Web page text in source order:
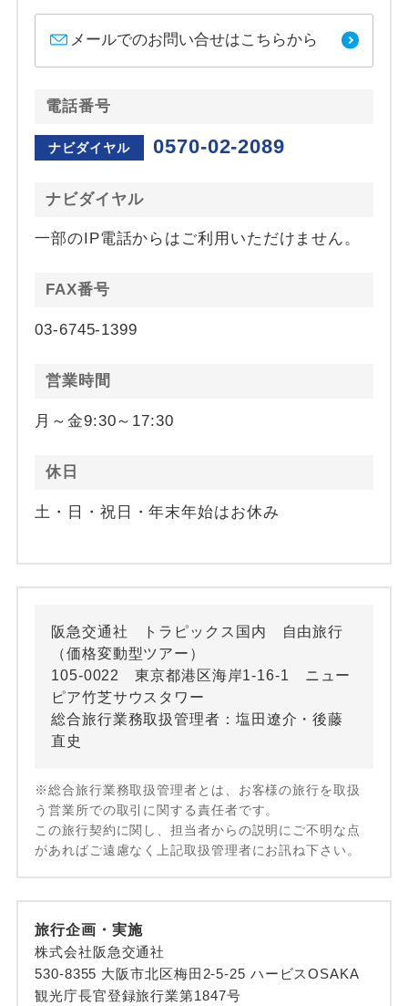
メールでのお問い合せはこちらから
電話番号
ナビダイヤル 0570-02-2089
ナビダイヤル
一部のIP電話からはご利用いただけません。
FAX番号
03-6745-1399
営業時間
月～金9:30～17:30
休日
土・日・祝日・年末年始はお休み
阪急交通社 トラピックス国内 自由旅行
（価格変動型ツアー）
105-0022 東京都港区海岸1-16-1 ニュー
ピア竹芝サウスタワー
総合旅行業務取扱管理者：塩田遼介・後藤
直史
※総合旅行業務取扱管理者とは、お客様の旅行を取扱
う営業所での取引に関する責任者です。
この旅行契約に関し、担当者からの説明にご不明な点
があればご遠慮なく上記取扱管理者にお訊ね下さい。
旅行企画・実施
株式会社阪急交通社
530-8355 大阪市北区梅田2-5-25 ハービスOSAKA
観光庁長官登録旅行業第1847号